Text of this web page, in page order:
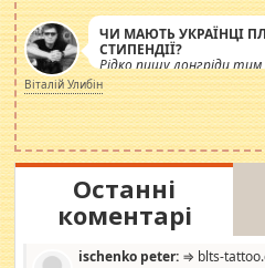
ЧИ МАЮТЬ УКРАЇНЦІ
СТИПЕНДІЇ?
Рідко пишу лонгріди
просто дістало!
навколо
роздувається ще одна
Віталій Улибін
Останні
коментарі
ischenko peter: ⇒ blts-